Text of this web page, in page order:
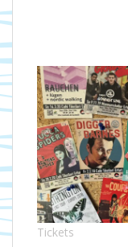
Tickets